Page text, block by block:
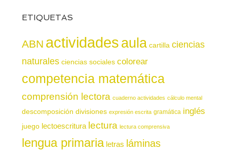
ETIQUETAS
ABN actividadesaula cartilla ciencias
naturales ciencias sociales colorear
competencia matemática
comprensión lectora cuaderno actividades cálculo mental
descomposición divisiones expresión escrita gramática inglés
juego lectoescritura lectura lectura comprensiva
lengua primaria letras láminas